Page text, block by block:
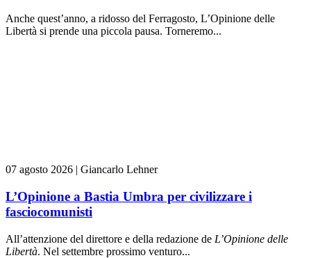
Anche quest’anno, a ridosso del Ferragosto, L’Opinione delle
Libertà si prende una piccola pausa. Torneremo...
07 agosto 2026 | Giancarlo Lehner
L’Opinione a Bastia Umbra per civilizzare i
fasciocomunisti
All’attenzione del direttore e della redazione de L’Opinione delle
Libertà. Nel settembre prossimo venturo...